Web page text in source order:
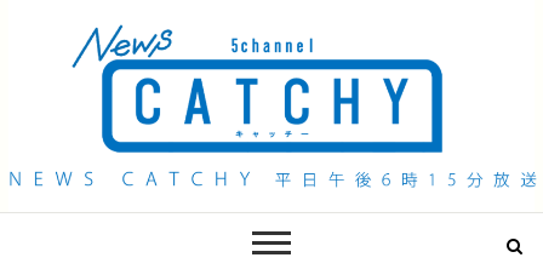
QAB NEWS Headline